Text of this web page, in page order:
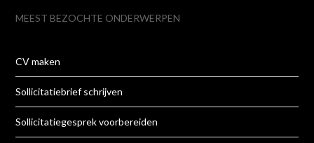
MEEST BEZOCHTE ONDERWERPEN
CV maken
Sollicitatiebrief schrijven
Sollicitatiegesprek voorbereiden